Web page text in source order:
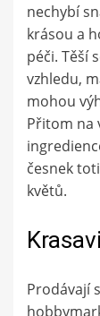
nechybí
krásou a
péči. Těší
vzhledu,
mohou
Přitom na
česnek
květů.
Prodávají